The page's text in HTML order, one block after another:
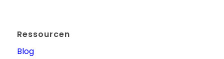
Ressourcen
Blog